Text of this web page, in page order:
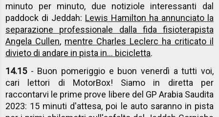
minuto per minuto, due notiziole interessanti dal
paddock di Jeddah: Lewis Hamilton ha annunciato la
separazione professionale dalla fida fisioterapista
Angela Cullen, mentre Charles Leclerc ha criticato il
divieto di andare in pista in... bicicletta.
14.15- Buon pomeriggio e buon venerdì a tutti voi,
cari lettori di MotorBox! Siamo in diretta per
raccontarvi le prime prove libere del GP Arabia Saudita
2023: 15 minuti d'attesa, poi le auto saranno in pista